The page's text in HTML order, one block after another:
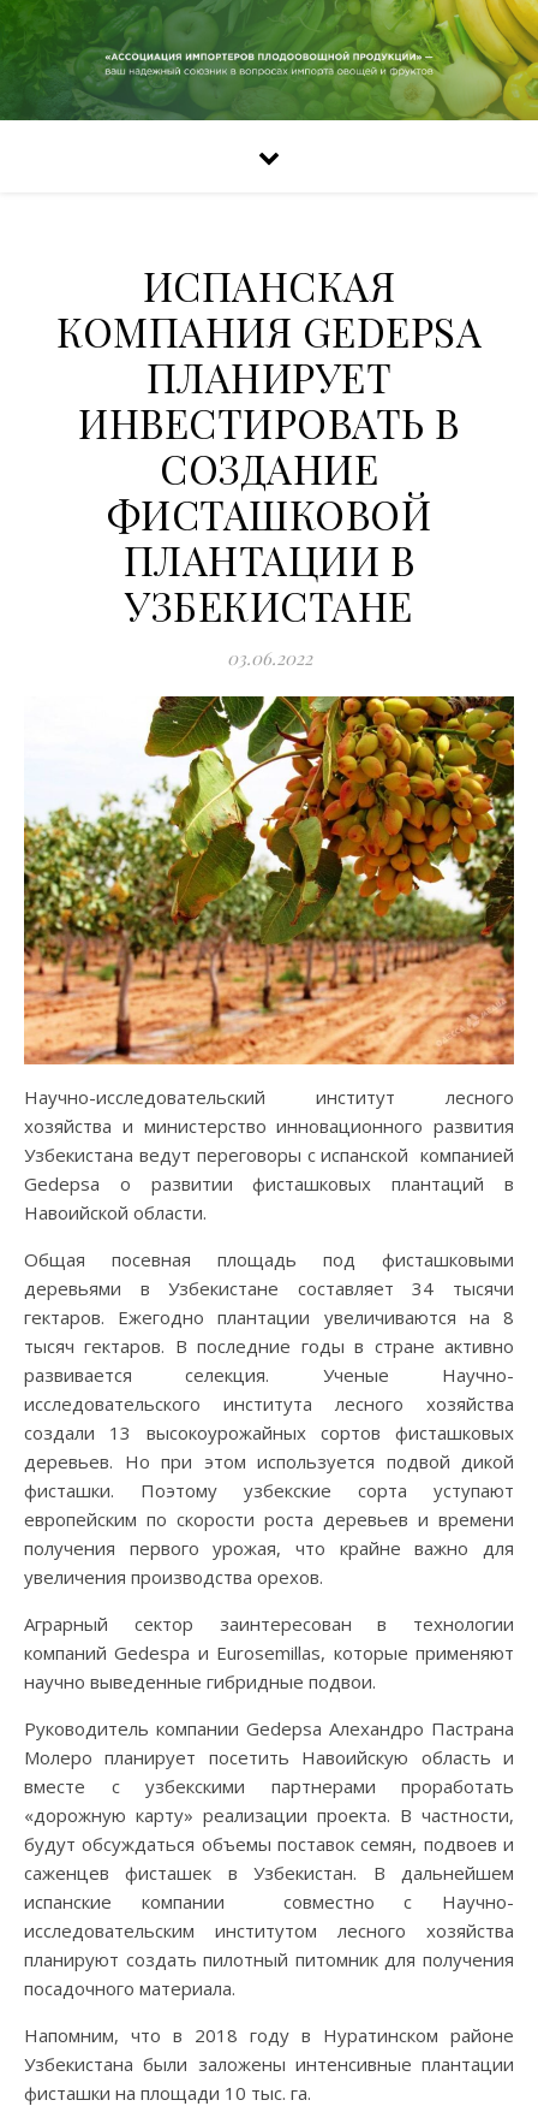
ИСПАНСКАЯ
КОМПАНИЯ GEDEPSA
ПЛАНИРУЕТ
ИНВЕСТИРОВАТЬ В
СОЗДАНИЕ
ФИСТАШКОВОЙ
ПЛАНТАЦИИ В
УЗБЕКИСТАНЕ
03.06.2022
Научно-исследовательский институт лесного
хозяйства и министерство инновационного развития
Узбекистана ведут переговоры с испанской компанией
Gedepsa о развитии фисташковых плантаций в
Навоийской области.
Общая посевная площадь под фисташковыми
деревьями в Узбекистане составляет 34 тысячи
гектаров. Ежегодно плантации увеличиваются на 8
тысяч гектаров. В последние годы в стране активно
развивается селекция. Ученые Научно-
исследовательского института лесного хозяйства
создали 13 высокоурожайных сортов фисташковых
деревьев. Но при этом используется подвой дикой
фисташки. Поэтому узбекские сорта уступают
европейским по скорости роста деревьев и времени
получения первого урожая, что крайне важно для
увеличения производства орехов.
Аграрный сектор заинтересован в технологии
компаний Gedespa и Eurosemillas, которые применяют
научно выведенные гибридные подвои.
Руководитель компании Gedepsa Алехандро Пастрана
Молеро планирует посетить Навоийскую область и
вместе с узбекскими партнерами проработать
«дорожную карту» реализации проекта. В частности,
будут обсуждаться объемы поставок семян, подвоев и
саженцев фисташек в Узбекистан. В дальнейшем
испанские компании совместно с Научно-
исследовательским институтом лесного хозяйства
планируют создать пилотный питомник для получения
посадочного материала.
Напомним, что в 2018 году в Нуратинском районе
Узбекистана были заложены интенсивные плантации
фисташки на площади 10 тыс. га.